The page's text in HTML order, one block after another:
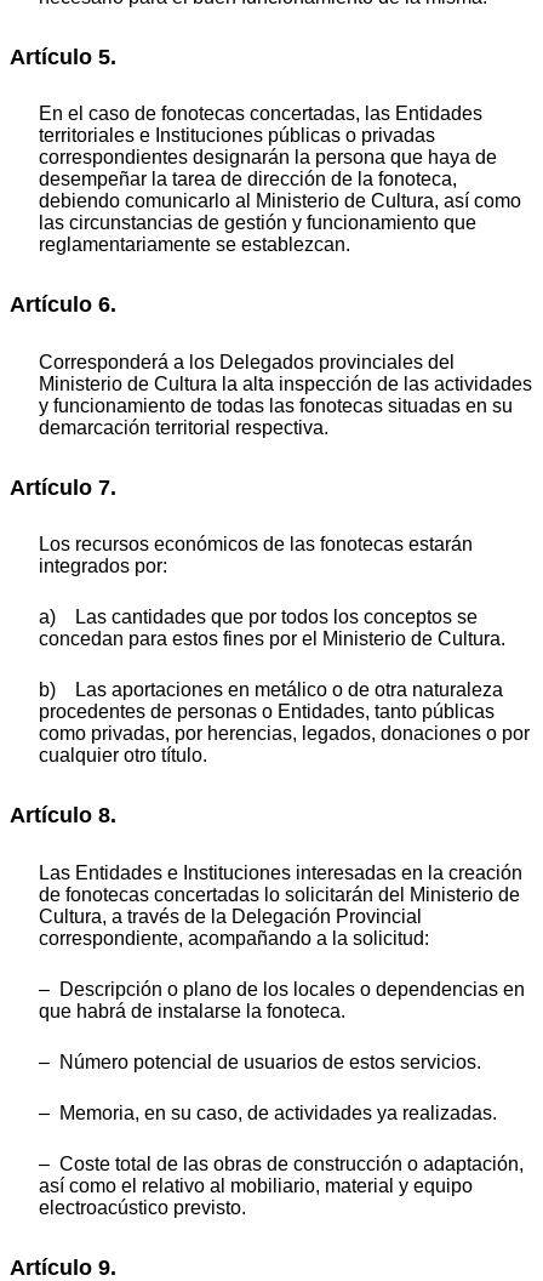
Artículo 5.
En el caso de fonotecas concertadas, las Entidades
territoriales e Instituciones públicas o privadas
correspondientes designarán la persona que haya de
desempeñar la tarea de dirección de la fonoteca,
debiendo comunicarlo al Ministerio de Cultura, así como
las circunstancias de gestión y funcionamiento que
reglamentariamente se establezcan.
Artículo 6.
Corresponderá a los Delegados provinciales del
Ministerio de Cultura la alta inspección de las actividades
y funcionamiento de todas las fonotecas situadas en su
demarcación territorial respectiva.
Artículo 7.
Los recursos económicos de las fonotecas estarán
integrados por:
a) Las cantidades que por todos los conceptos se
concedan para estos fines por el Ministerio de Cultura.
b) Las aportaciones en metálico o de otra naturaleza
procedentes de personas o Entidades, tanto públicas
como privadas, por herencias, legados, donaciones o por
cualquier otro título.
Artículo 8.
Las Entidades e Instituciones interesadas en la creación
de fonotecas concertadas lo solicitarán del Ministerio de
Cultura, a través de la Delegación Provincial
correspondiente, acompañando a la solicitud:
– Descripción o plano de los locales o dependencias en
que habrá de instalarse la fonoteca.
– Número potencial de usuarios de estos servicios.
– Memoria, en su caso, de actividades ya realizadas.
– Coste total de las obras de construcción o adaptación,
así como el relativo al mobiliario, material y equipo
electroacústico previsto.
Artículo 9.